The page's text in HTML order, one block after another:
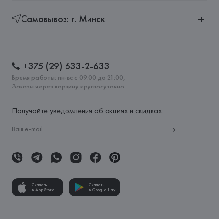
Самовывоз: г. Минск
+375 (29) 633-2-633
Время работы: пн-вс с 09:00 до 21:00,
Заказы через корзину круглосуточно
Получайте уведомления об акциях и скидках:
Скачать
в App Store
Скачать
в Google Play